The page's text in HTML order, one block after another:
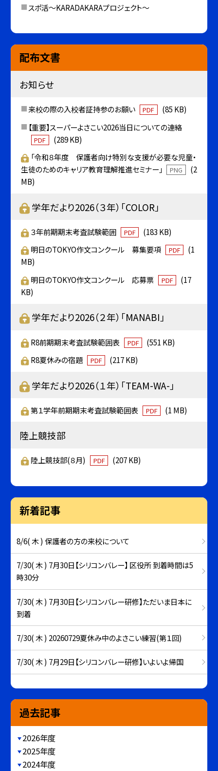
スポ活～KARADAKARAプロジェクト～
配布文書
お知らせ
来校の際の入校者証持参のお願い PDF
(85 KB)
【重要】スーパーよさこい2026当日についての連絡
PDF
(289 KB)
「令和８年度 保護者向け特別な支援が必要な児童・
生徒のためのキャリア教育理解推進セミナー」
PNG
(2
MB)
学年だより2026（３年）「COLOR」
３年前期期末考査試験範囲 PDF
(183 KB)
明日のTOKYO作文コンクール 募集要項
PDF
(1
MB)
明日のTOKYO作文コンクール 応募票
PDF
(17
KB)
学年だより2026（２年）「MANABI」
R8前期期末考査試験範囲表 PDF
(551 KB)
R8夏休みの宿題
PDF (217 KB)
学年だより2026（１年）「TEAM-WA-」
第１学年前期期末考査試験範囲表 PDF (1 MB)
陸上競技部
陸上競技部(８月) PDF (207 KB)
新着記事
8/6( 木 ) 保護者の方の来校について
7/30( 木 ) 7月30日【シリコンバレー】 区役所 到着時間は5
時30分
7/30( 木 ) 7月30日【シリコンバレー研修】ただいま日本に
到着
7/30( 木 ) 20260729夏休み中のよさこい練習(第１回)
7/30( 木 ) 7月29日【シリコンバレー研修】いよいよ帰国
過去記事
2026年度
2025年度
2024年度